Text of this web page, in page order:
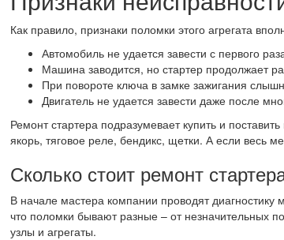
Как правило, признаки поломки этого агрегата
Автомобиль не удается завести с первого
Машина заводится, но стартер продолжает
При повороте ключа в замке зажигания
Двигатель не удается завести даже после
Ремонт стартера подразумевает купить и
якорь, тяговое реле, бендикс, щетки. А если весь
Сколько стоит ремонт
В начале мастера компании проводят
что поломки бывают разные – от незначительных
узлы и агрегаты.